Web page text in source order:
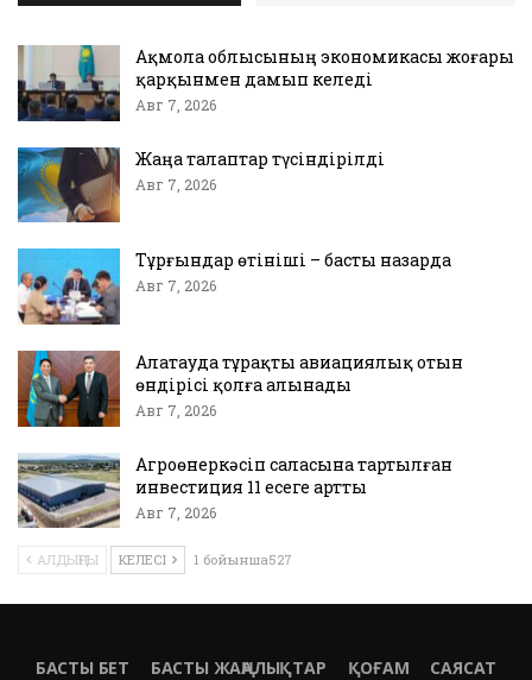
Ақмола облысының экономикасы жоғары
қарқынмен дамып келеді
Авг 7, 2026
Жаңа талаптар түсіндірілді
Авг 7, 2026
Тұрғындар өтініші – басты назарда
Авг 7, 2026
Алатауда тұрақты авиациялық отын
өндірісі қолға алынады
Авг 7, 2026
Агроөнеркәсіп саласына тартылған
инвестиция 11 есеге артты
Авг 7, 2026
АЛДЫҢҒЫ КЕЛЕСІ 1 бойынша527
БАСТЫ БЕТ БАСТЫ ЖАҢАЛЫҚТАР ҚОҒАМ САЯСАТ